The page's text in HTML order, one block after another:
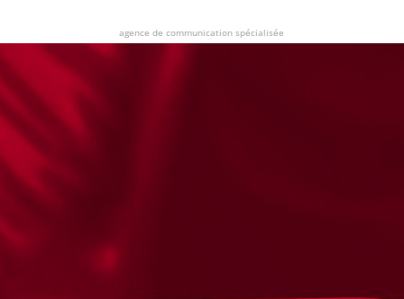
agence de communication spécialisée